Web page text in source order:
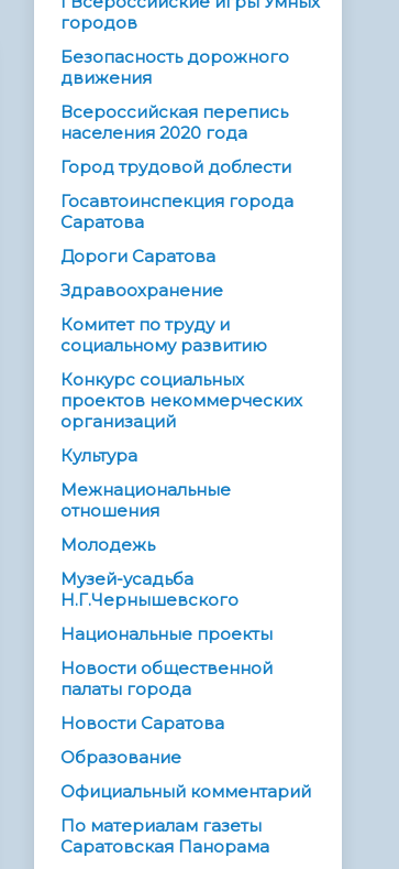
городов
Безопасность дорожного
движения
Всероссийская перепись
населения 2020 года
Город трудовой доблести
Госавтоинспекция города
Саратова
Дороги Саратова
Здравоохранение
Комитет по труду и
социальному развитию
Конкурс социальных
проектов некоммерческих
организаций
Культура
Межнациональные
отношения
Молодежь
Музей-усадьба
Н.Г.Чернышевского
Национальные проекты
Новости общественной
палаты города
Новости Саратова
Образование
Официальный комментарий
По материалам газеты
Саратовская Панорама